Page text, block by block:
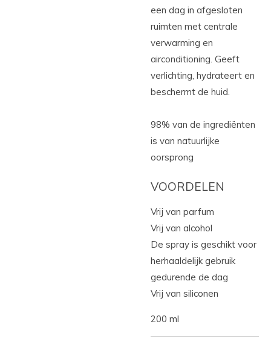
een dag in afgesloten
ruimten met centrale
verwarming en
airconditioning. Geeft
verlichting, hydrateert en
beschermt de huid.
98% van de ingrediënten
is van natuurlijke
oorsprong
VOORDELEN
Vrij van parfum
Vrij van alcohol
De spray is geschikt voor
herhaaldelijk gebruik
gedurende de dag
Vrij van siliconen
200 ml